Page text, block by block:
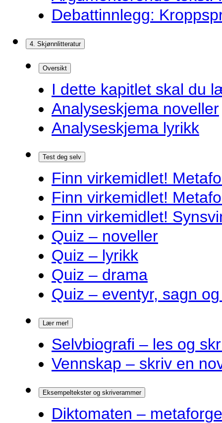
Debattinnlegg:
4. Skjønnlitteratur
Oversikt
I dette kapitlet skal du
Analyseskjema noveller
Analyseskjema lyrikk
Test deg selv
Finn virkemidlet!
Finn virkemidlet!
Finn virkemidlet!
Quiz – noveller
Quiz – lyrikk
Quiz – drama
Quiz – eventyr, sagn
Lær mer!
Selvbiografi – les og
Vennskap – skriv en
Eksempeltekster og skriverammer
Diktomaten –